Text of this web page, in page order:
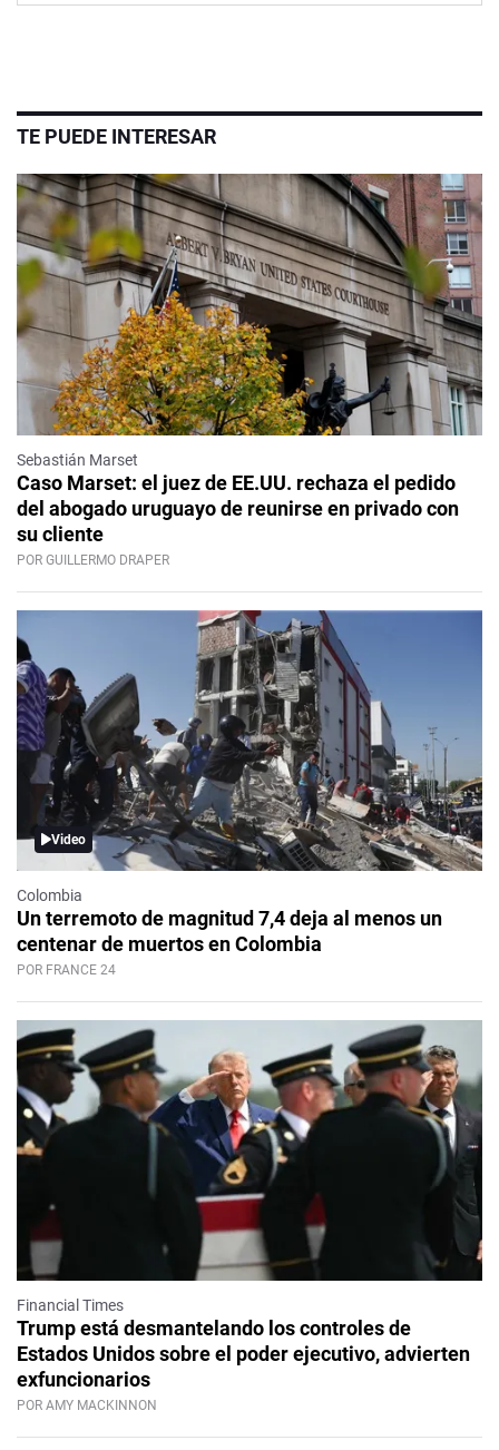
TE PUEDE INTERESAR
Sebastián Marset
Caso Marset: el juez de EE.UU. rechaza el pedido
del abogado uruguayo de reunirse en privado con
su cliente
POR GUILLERMO DRAPER
Video
Colombia
Un terremoto de magnitud 7,4 deja al menos un
centenar de muertos en Colombia
POR FRANCE 24
Financial Times
Trump está desmantelando los controles de
Estados Unidos sobre el poder ejecutivo, advierten
exfuncionarios
POR AMY MACKINNON